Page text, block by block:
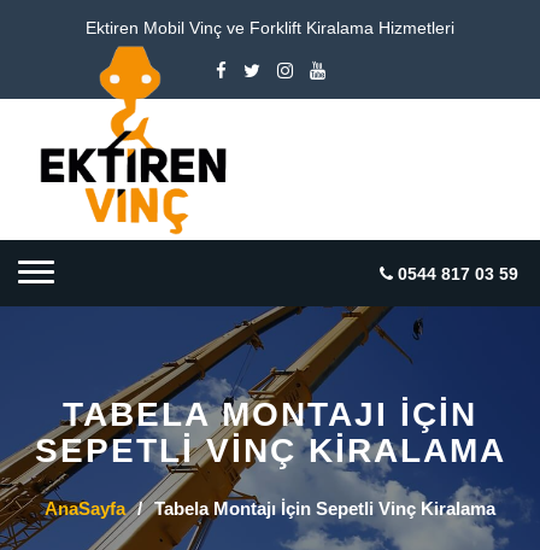
Ektiren Mobil Vinç ve Forklift Kiralama Hizmetleri
0544 817 03 59
TABELA MONTAJI İÇIN
SEPETLI VINÇ KIRALAMA
AnaSayfa / Tabela Montajı İçin Sepetli Vinç Kiralama